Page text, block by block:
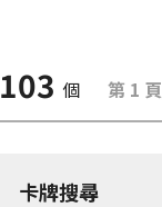
103 個 第 1 頁
卡牌搜尋